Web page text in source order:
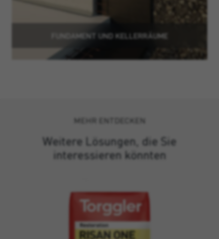
FUNDAMENT UND KELLERRÄUME
MEHR ENTDECKEN
Weitere Lösungen, die Sie
interessieren könnten